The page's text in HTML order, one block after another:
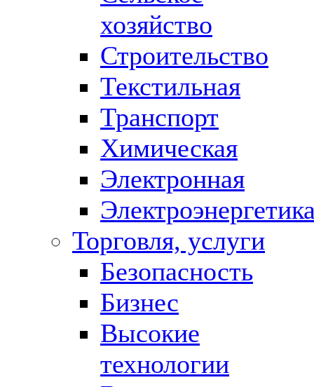
хозяйство
Строительство
Текстильная
Транспорт
Химическая
Электронная
Торговля, услуги
Безопасность
Бизнес
Высокие
технологии